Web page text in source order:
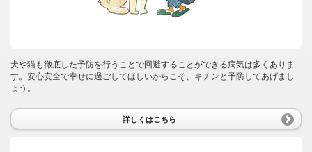
犬や猫も徹底した予防を行うことで回避することができる病気は多くありま
す。安心安全で幸せに過ごしてほしいからこそ、キチンと予防してあげまし
ょう。
詳しくはこちら